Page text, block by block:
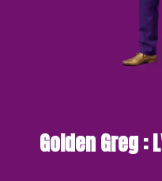
Golden Greg :